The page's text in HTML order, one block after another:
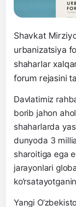
Shavkat
urbanizatsiya
shaharlar
forum rejasini
Davlatimiz
borib jahon
shaharlarda
dunyoda 3
sharoitiga ega
jarayonlari
Yangi